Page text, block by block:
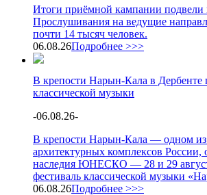
Итоги приёмной кампании
Прослушивания на ведущие
почти 14 тысяч человек.
06.08.26Подробнее >>>
В крепости Нарын-Кала в Дербенте
классической музыки
-06.08.26-
В крепости Нарын-Кала — одном
архитектурных комплексов России,
наследия ЮНЕСКО — 28 и 29
фестиваль классической музыки
06.08.26Подробнее >>>